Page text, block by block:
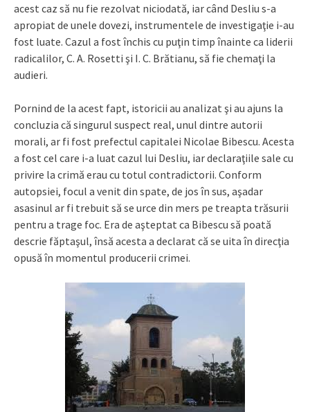
acest caz să nu fie rezolvat niciodată, iar când Desliu s-a
apropiat de unele dovezi, instrumentele de investigaţie i-au
fost luate. Cazul a fost închis cu puţin timp înainte ca liderii
radicalilor, C. A. Rosetti şi I. C. Brătianu, să fie chemaţi la
audieri.
Pornind de la acest fapt, istoricii au analizat şi au ajuns la
concluzia că singurul suspect real, unul dintre autorii
morali, ar fi fost prefectul capitalei Nicolae Bibescu. Acesta
a fost cel care i-a luat cazul lui Desliu, iar declaraţiile sale cu
privire la crimă erau cu totul contradictorii. Conform
autopsiei, focul a venit din spate, de jos în sus, aşadar
asasinul ar fi trebuit să se urce din mers pe treapta trăsurii
pentru a trage foc. Era de aşteptat ca Bibescu să poată
descrie făptaşul, însă acesta a declarat că se uita în direcţia
opusă în momentul producerii crimei.